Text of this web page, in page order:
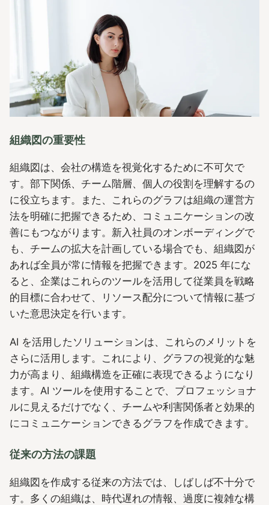
組織図の重要性
組織図は、会社の構造を視覚化するために不可欠で
す。部下関係、チーム階層、個人の役割を理解するの
に役立ちます。また、これらのグラフは組織の運営方
法を明確に把握できるため、コミュニケーションの改
善にもつながります。新入社員のオンボーディングで
も、チームの拡大を計画している場合でも、組織図が
あれば全員が常に情報を把握できます。2025 年にな
ると、企業はこれらのツールを活用して従業員を戦略
的目標に合わせて、リソース配分について情報に基づ
いた意思決定を行います。
AI を活用したソリューションは、これらのメリットを
さらに活用します。これにより、グラフの視覚的な魅
力が高まり、組織構造を正確に表現できるようになり
ます。AI ツールを使用することで、プロフェッショナ
ルに見えるだけでなく、チームや利害関係者と効果的
にコミュニケーションできるグラフを作成できます。
従来の方法の課題
組織図を作成する従来の方法では、しばしば不十分で
す。多くの組織は、時代遅れの情報、過度に複雑な構